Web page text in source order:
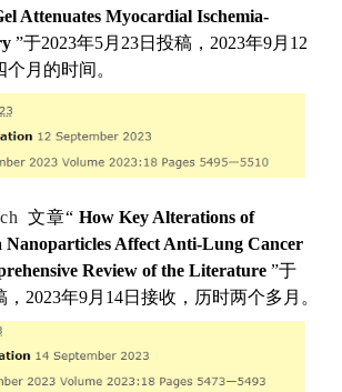
Attenuates Myocardial Ischemia-
”于2023年5月23日投稿，2023年9月12
月的时间。
文章“ How Key Alterations of
Nanoparticles Affect Anti-Lung Cancer
Review of the Literature ”于
，2023年9月14日接收，历时两个多月。